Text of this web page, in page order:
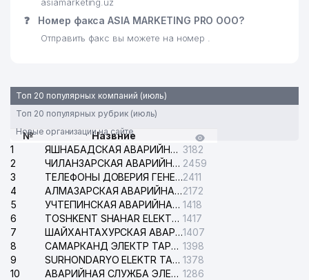
asiamarketing.uz
❓ Номер факса ASIA MARKETING PRO ООО?
Отправить факс вы можете на номер .
Топ 20 популярных компаний (июль)
Топ 20 популярных рубрик (июль)
Новые организации на сайте
№
Назвние
1
ЯШНАБАДСКАЯ АВАРИЙНАЯ СЛУЖБА ЭЛЕКТРОСЕТИ 3182
2
ЧИЛАНЗАРСКАЯ АВАРИЙНАЯ СЛУЖБА ЭЛЕКТРОСЕТИ 2459
3
ТЕЛЕФОНЫ ДОВЕРИЯ ГЕНЕРАЛЬНОЙ ПРОКУРАТУРЫ РЕСПУБЛИКИ УЗБЕКИСТАН2411
4
АЛМАЗАРСКАЯ АВАРИЙНАЯ СЛУЖБА ЭЛЕКТРОСЕТИ2172
5
УЧТЕПИНСКАЯ АВАРИЙНАЯ СЛУЖБА ЭЛЕКТРОСЕТИ 1418
6
TOSHKENT SHAHAR ELEKTR TARMOQLARI KORXONASI АО 1417
7
ШАЙХАНТАХУРСКАЯ АВАРИЙНАЯ СЛУЖБА ЭЛЕКТРОСЕТИ1407
8
САМАРКАНД ЭЛЕКТР ТАРМОКЛАРИ АО 1398
9
SURHONDARYO ELEKTR TARMOKLARI АО 1378
10
АВАРИЙНАЯ СЛУЖБА ЭЛЕКТРОСЕТИ ТАШКЕНТСКОГО РАЙОНА 1286